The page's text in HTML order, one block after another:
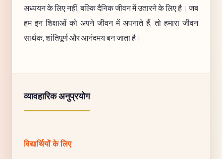
अध्ययन के लिए नहीं, बल्कि दैनिक जीवन में उतारने के लिए है। जब
हम इन शिक्षाओं को अपने जीवन में अपनाते हैं, तो हमारा जीवन
सार्थक, शांतिपूर्ण और आनंदमय बन जाता है।
व्यावहारिक अनुप्रयोग
विद्यार्थियों के लिए